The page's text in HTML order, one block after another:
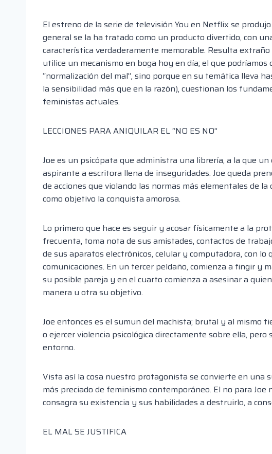
El estreno de la serie de televisión You en Netflix se pr
general se la ha tratado como un producto divertido, con
característica verdaderamente memorable. Resulta
utilice un mecanismo en boga hoy en día; el que podríamos
“normalización del mal”, sino porque en su temática lleva
la sensibilidad más que en la razón), cuestionan los
feministas actuales.
LECCIONES PARAANIQUILAR EL“NO ES NO”
Joe es un psicópata que administra una librería, a la que
aspirante a escritora llena de inseguridades. Joe queda
de acciones que violando las normas más elementales de
como objetivo la conquista amorosa.
Lo primero que hace es seguir y acosar físicamente a la
frecuenta, toma nota de sus amistades, contactos de
de sus aparatos electrónicos, celular y computadora, con
comunicaciones. En un tercer peldaño, comienza a fingir y
su posible pareja y en el cuarto comienza a asesinar a
manera u otra su objetivo.
Joe entonces es el sumun del machista; brutal y al mismo
o ejercer violencia psicológica directamente sobre ella, pero
entorno.
Vista así la cosa nuestro protagonista se convierte en una
más preciado de feminismo contemporáneo. El no para Joe
consagra su existencia y sus habilidades a destruirlo, a
EL MALSE JUSTIFICA